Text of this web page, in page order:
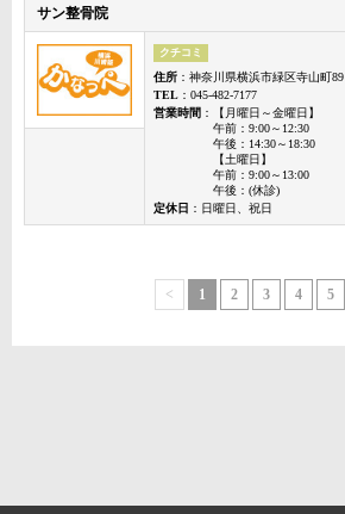
サン整骨院
クチコミ
住所 ：神奈川県横浜市緑区寺山町89
TEL ：045-482-7177
営業時間 ：【月曜日～金曜日】
午前：9:00～12:30
午後：14:30～18:30
【土曜日】
午前：9:00～13:00
午後：(休診)
定休日 ：日曜日、祝日
< 1 2 3 4 5